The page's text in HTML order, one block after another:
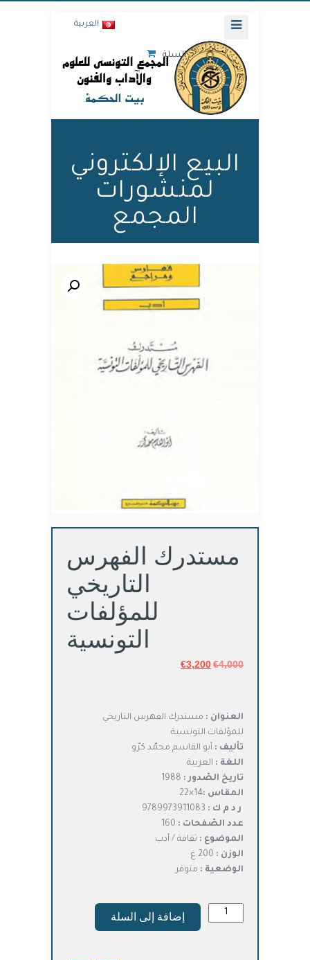
العربية
السلة
البيع الإلكتروني
لمنشورات
المجمع
🔍
مستدرك الفهرس
التاريخي
للمؤلفات
التونسية
€4,000
السعر€3,200 السعر
العنوان : مستدرك الفهرس التاريخي
للمؤلفات التونسية
تأليف : أبو القاسم محمّد كرّو
اللغة : العربية
تاريخ الصّدور :
المقاس :14×22
ر د م ك :
عدد الصّفحات :
الموضوع : ثقافة / أدب
الوزن :
الوضعية : متوفر
إضافة إلى السلة